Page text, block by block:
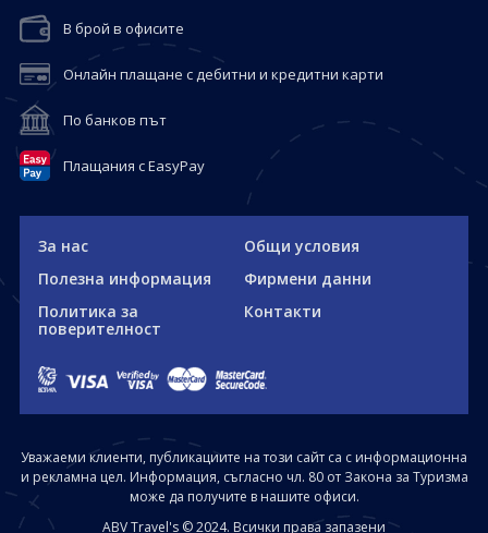
В брой в офисите
Онлайн плащане с дебитни и кредитни карти
По банков път
Плащания с EasyPay
За нас
Общи условия
Полезна информация
Фирмени данни
Политика за
поверителност
Контакти
Уважаеми клиенти, публикациите на този сайт са с информационна
и рекламна цел. Информация, съгласно чл. 80 от Закона за Туризма
може да получите в нашите офиси.
ABV Travel's © 2024. Всички права запазени